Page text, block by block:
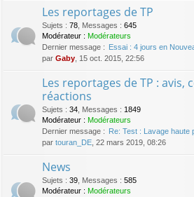
Les reportages de TP
Sujets : 78 Messages : 645
Modérateur : Modérateurs
Dernier message :
Essai : 4 jours en
par Gaby , 15 oct. 2015, 22:56
Les reportages de TP : avis,
réactions
Sujets : 34 Messages : 1849
Modérateur : Modérateurs
Dernier message :
Re: Test : Lavage haute
par touran_DE , 22 mars 2019, 08:26
News
Sujets : 39 Messages : 585
Modérateur : Modérateurs